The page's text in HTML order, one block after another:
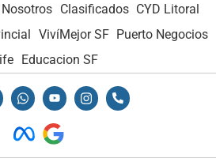
Clasificados CYD Litoral
VivíMejor SF Puerto Negocios
Educacion SF